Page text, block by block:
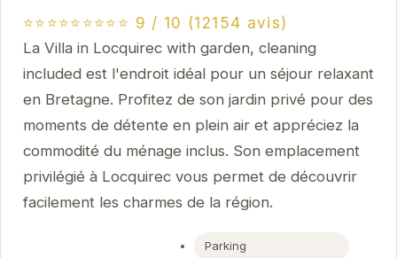
⭐⭐⭐⭐⭐⭐⭐⭐⭐ 9 / 10 (12154 avis)
La Villa in Locquirec with garden, cleaning
included est l'endroit idéal pour un séjour relaxant
en Bretagne. Profitez de son jardin privé pour des
moments de détente en plein air et appréciez la
commodité du ménage inclus. Son emplacement
privilégié à Locquirec vous permet de découvrir
facilement les charmes de la région.
Parking